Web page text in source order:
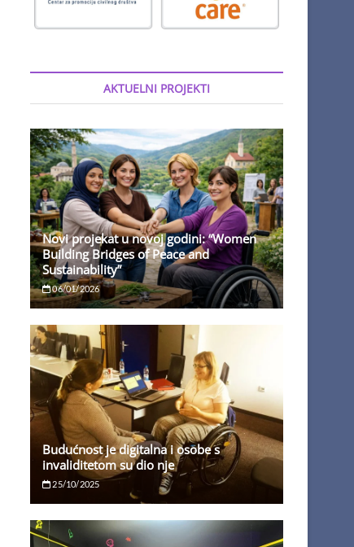
AKTUELNI PROJEKTI
Novi projekat u novoj godini: “Women
Building Bridges of Peace and
Sustainability”
06/01/2026
Budućnost je digitalna i osobe s
invaliditetom su dio nje
25/10/2025